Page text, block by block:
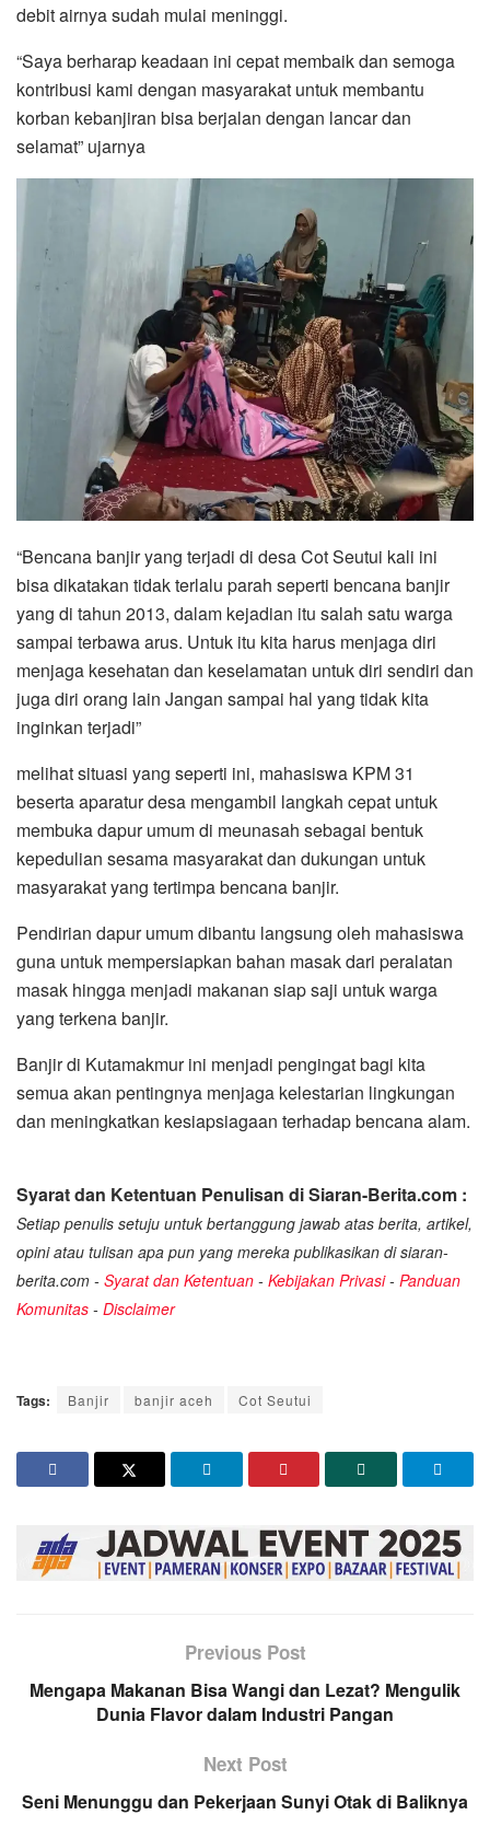
debit airnya sudah mulai meninggi.
“Saya berharap keadaan ini cepat membaik dan semoga
kontribusi kami dengan masyarakat untuk membantu
korban kebanjiran bisa berjalan dengan lancar dan
selamat” ujarnya
“Bencana banjir yang terjadi di desa Cot Seutui kali ini
bisa dikatakan tidak terlalu parah seperti bencana banjir
yang di tahun 2013, dalam kejadian itu salah satu warga
sampai terbawa arus. Untuk itu kita harus menjaga diri
menjaga kesehatan dan keselamatan untuk diri sendiri dan
juga diri orang lain Jangan sampai hal yang tidak kita
inginkan terjadi”
melihat situasi yang seperti ini, mahasiswa KPM 31
beserta aparatur desa mengambil langkah cepat untuk
membuka dapur umum di meunasah sebagai bentuk
kepedulian sesama masyarakat dan dukungan untuk
masyarakat yang tertimpa bencana banjir.
Pendirian dapur umum dibantu langsung oleh mahasiswa
guna untuk mempersiapkan bahan masak dari peralatan
masak hingga menjadi makanan siap saji untuk warga
yang terkena banjir.
Banjir di Kutamakmur ini menjadi pengingat bagi kita
semua akan pentingnya menjaga kelestarian lingkungan
dan meningkatkan kesiapsiagaan terhadap bencana alam.
Syarat dan Ketentuan Penulisan di Siaran-Berita.com :
Setiap penulis setuju untuk bertanggung jawab atas berita, artikel,
opini atau tulisan apa pun yang mereka publikasikan di siaran-
berita.com - Syarat dan Ketentuan - Kebijakan Privasi- Panduan
Komunitas - Disclaimer
Tags: Banjir banjir aceh Cot Seutui
Previous Post
Mengapa Makanan Bisa Wangi dan Lezat? Mengulik
Dunia Flavor dalam Industri Pangan
Next Post
Seni Menunggu dan Pekerjaan Sunyi Otak di Baliknya